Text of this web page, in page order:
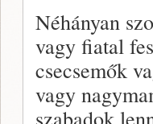
Néhányan
vagy fiatal
csecsemők
vagy
szabadok